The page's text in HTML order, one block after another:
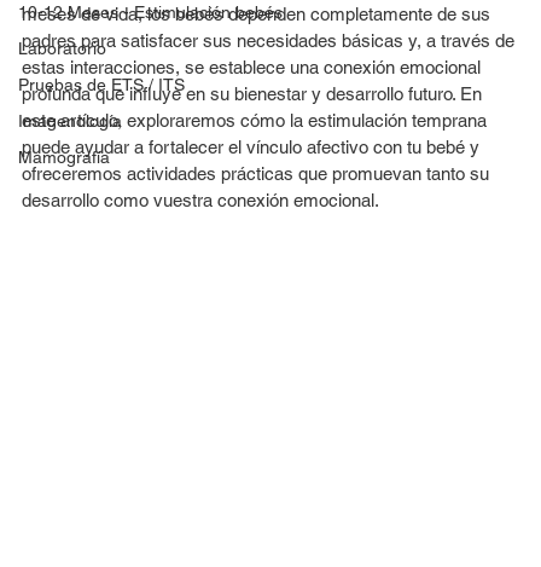
10-12 Meses - Estimulación bebés
Laboratorio
Pruebas de ETS / ITS
Imagenología
Mamografía
meses de vida, los bebés dependen completamente de sus
padres para satisfacer sus necesidades básicas y, a través de
estas interacciones, se establece una conexión emocional
profunda que influye en su bienestar y desarrollo futuro. En
este artículo, exploraremos cómo la estimulación temprana
puede ayudar a fortalecer el vínculo afectivo con tu bebé y
ofreceremos actividades prácticas que promuevan tanto su
desarrollo como vuestra conexión emocional.